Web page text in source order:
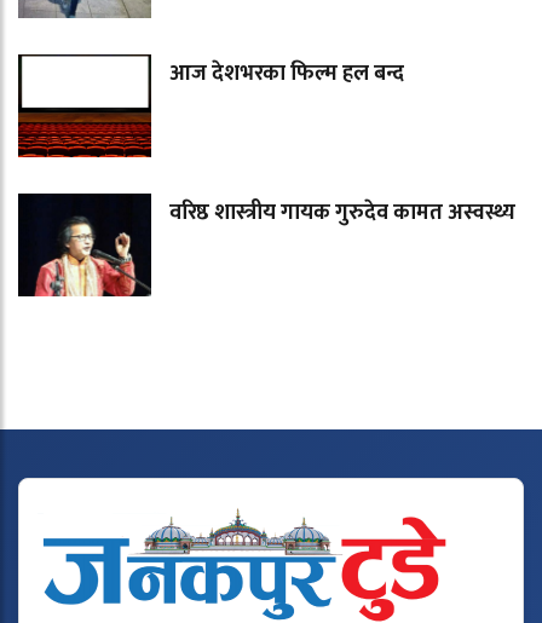
आज देशभरका फिल्म हल बन्द
वरिष्ठ शास्त्रीय गायक गुरुदेव कामत अस्वस्थ्य